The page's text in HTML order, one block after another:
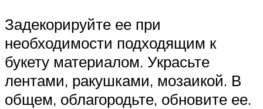
Задекорируйте ее при
необходимости подходящим к
букету материалом. Украсьте
лентами, ракушками, мозаикой. В
общем, облагородьте, обновите ее.